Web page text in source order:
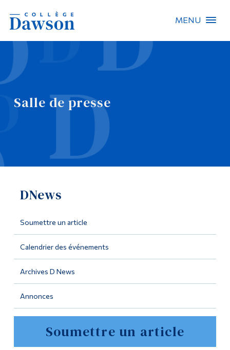
MENU
Salle de presse
DNews
Soumettre un article
Calendrier des événements
Archives D News
Annonces
Soumettre un article
Recherche sur le site
Recherche de personnes
EN
Omnivox
Outils
Programmes
Formation continue
Admissions